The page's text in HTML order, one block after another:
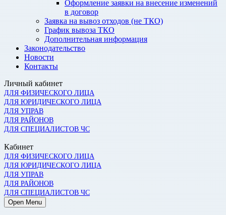
Оформление заявки на внесение изменений
в договор
Заявка на вывоз отходов (не ТКО)
График вывоза ТКО
Дополнительная информация
Законодательство
Новости
Контакты
Личный кабинет
ДЛЯ ФИЗИЧЕСКОГО ЛИЦА
ДЛЯ ЮРИДИЧЕСКОГО ЛИЦА
ДЛЯ УПРАВ
ДЛЯ РАЙОНОВ
ДЛЯ СПЕЦИАЛИСТОВ ЧС
Кабинет
ДЛЯ ФИЗИЧЕСКОГО ЛИЦА
ДЛЯ ЮРИДИЧЕСКОГО ЛИЦА
ДЛЯ УПРАВ
ДЛЯ РАЙОНОВ
ДЛЯ СПЕЦИАЛИСТОВ ЧС
Open Menu